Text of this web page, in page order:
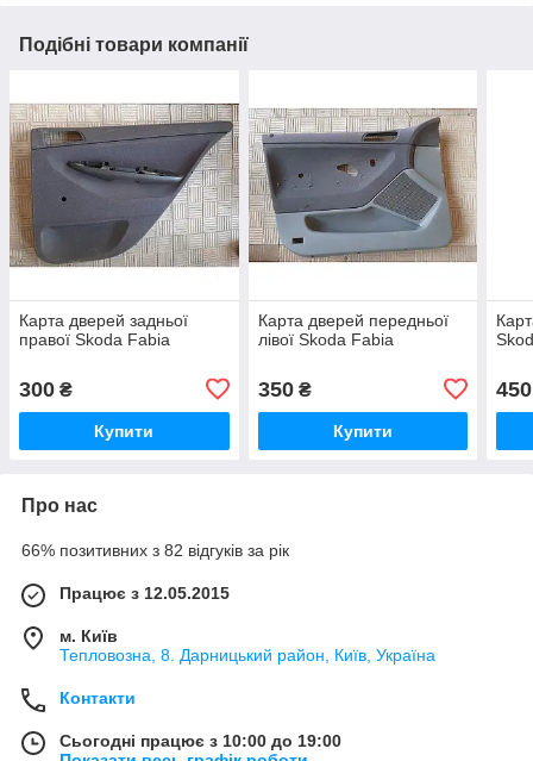
Подібні товари компанії
Карта дверей задньої
правої Skoda Fabia
300 ₴
Купити
Карта дверей передньої
лівої Skoda Fabia
350₴
Купити
450
Про нас
66% позитивних з 82 відгуків за рік
Працює з 12.05.2015
м. Київ
Тепловозна, 8. Дарницький район, Київ, Україна
Контакти
Сьогодні працює з 10:00 до 19:00